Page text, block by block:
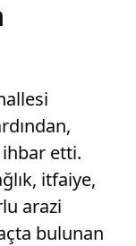
ihbar etti.
itfaiye,
arazi
bulunan